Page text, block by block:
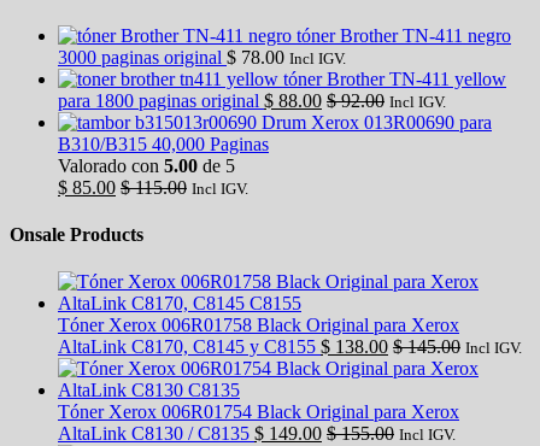
tóner Brother TN-411 negro
3000 paginas original $ 78.00 Incl IGV.
tóner Brother TN-411 yellow
para 1800 paginas original $ 88.00 $92.00 Incl IGV.
Drum Xerox 013R00690 para
B310/B315 40,000 Paginas
Valorado con 5.00 de 5
$ 85.00 $115.00 Incl IGV.
Onsale Products
Tóner Xerox 006R01758 Black Original para Xerox
AltaLink C8170, C8145 y C8155 $ 138.00 $145.00 Incl IGV.
Tóner Xerox 006R01754 Black Original para Xerox
AltaLink C8130 / C8135 $ 149.00 $155.00 Incl IGV.